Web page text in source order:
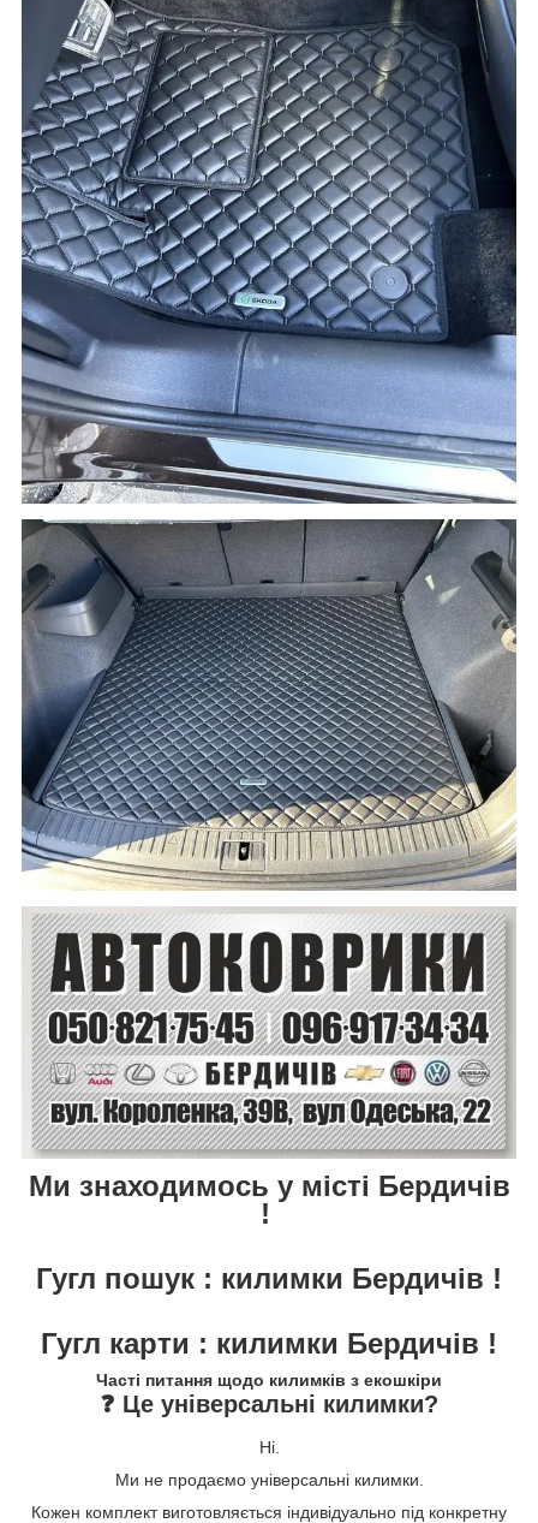
Ми знаходимось у місті Бердичів
!
Гугл пошук : килимки Бердичів !
Гугл карти : килимки Бердичів !
Часті питання щодо килимків з екошкіри
❓ Це універсальні килимки?
Ні.
Ми не продаємо універсальні килимки.
Кожен комплект виготовляється індивідуально під конкретну